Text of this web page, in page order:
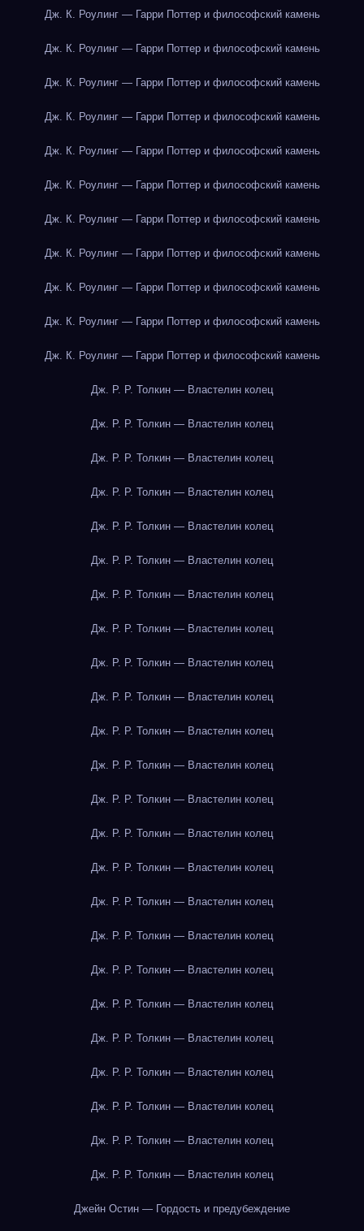
Дж. К. Роулинг — Гарри Поттер и философский камень
Дж. К. Роулинг — Гарри Поттер и философский камень
Дж. К. Роулинг — Гарри Поттер и философский камень
Дж. К. Роулинг — Гарри Поттер и философский камень
Дж. К. Роулинг — Гарри Поттер и философский камень
Дж. К. Роулинг — Гарри Поттер и философский камень
Дж. К. Роулинг — Гарри Поттер и философский камень
Дж. К. Роулинг — Гарри Поттер и философский камень
Дж. К. Роулинг — Гарри Поттер и философский камень
Дж. К. Роулинг — Гарри Поттер и философский камень
Дж. К. Роулинг — Гарри Поттер и философский камень
Дж. Р. Р. Толкин — Властелин колец
Дж. Р. Р. Толкин — Властелин колец
Дж. Р. Р. Толкин — Властелин колец
Дж. Р. Р. Толкин — Властелин колец
Дж. Р. Р. Толкин — Властелин колец
Дж. Р. Р. Толкин — Властелин колец
Дж. Р. Р. Толкин — Властелин колец
Дж. Р. Р. Толкин — Властелин колец
Дж. Р. Р. Толкин — Властелин колец
Дж. Р. Р. Толкин — Властелин колец
Дж. Р. Р. Толкин — Властелин колец
Дж. Р. Р. Толкин — Властелин колец
Дж. Р. Р. Толкин — Властелин колец
Дж. Р. Р. Толкин — Властелин колец
Дж. Р. Р. Толкин — Властелин колец
Дж. Р. Р. Толкин — Властелин колец
Дж. Р. Р. Толкин — Властелин колец
Дж. Р. Р. Толкин — Властелин колец
Дж. Р. Р. Толкин — Властелин колец
Дж. Р. Р. Толкин — Властелин колец
Дж. Р. Р. Толкин — Властелин колец
Дж. Р. Р. Толкин — Властелин колец
Дж. Р. Р. Толкин — Властелин колец
Дж. Р. Р. Толкин — Властелин колец
Джейн Остин — Гордость и предубеждение